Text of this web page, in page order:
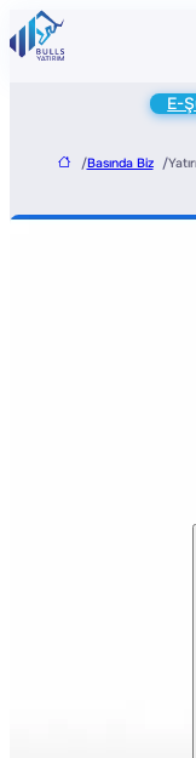
E-
/Basında Biz /